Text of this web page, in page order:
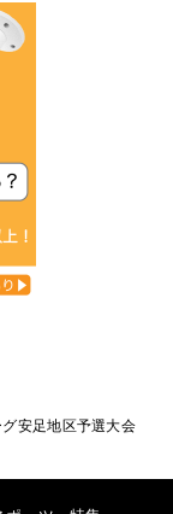
安足地区予選大会